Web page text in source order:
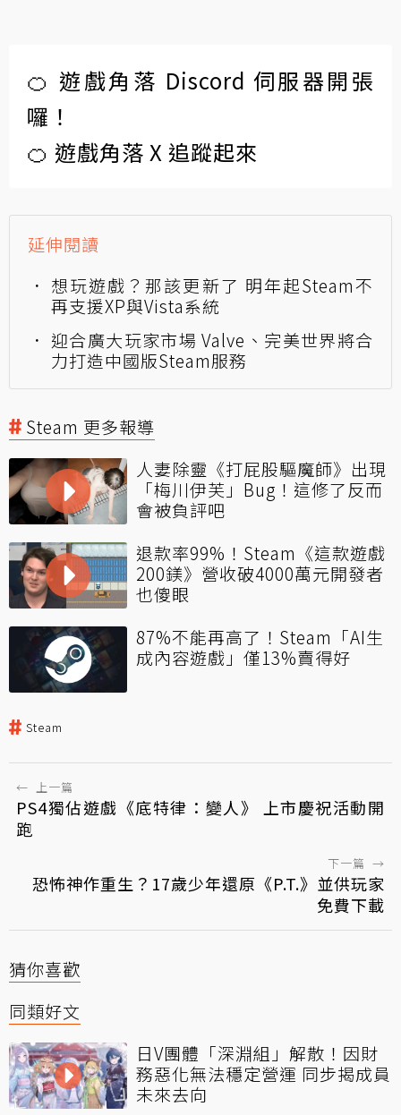
🍊 遊戲角落 Discord 伺服器開張
囉！
🍊 遊戲角落 X 追蹤起來
延伸閱讀
想玩遊戲？那該更新了 明年起Steam不
再支援XP與Vista系統
迎合廣大玩家市場 Valve、完美世界將合
力打造中國版Steam服務
Steam 更多報導
人妻除靈《打屁股驅魔師》出現
「梅川伊芙」Bug！這修了反而
會被負評吧
退款率99%！Steam《這款遊戲
200鎂》營收破4000萬元開發者
也傻眼
87%不能再高了！Steam「AI生
成內容遊戲」僅13%賣得好
Steam
← 上一篇
PS4獨佔遊戲《底特律：變人》 上市慶祝活動開
跑
下一篇 →
恐怖神作重生？17歲少年還原《P.T.》並供玩家
免費下載
猜你喜歡
同類好文
日V團體「深淵組」解散！因財
務惡化無法穩定營運 同步揭成員
未來去向